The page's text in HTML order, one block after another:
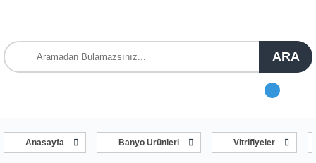
ARA
Anasayfa Banyo Ürünleri Vitrifiyeler